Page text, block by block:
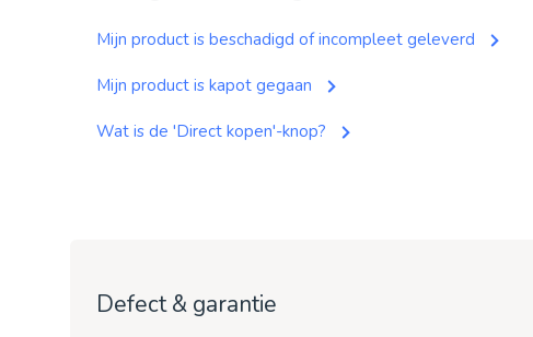
Mijn product is beschadigd of incompleet geleverd
Mijn product is kapot gegaan
Wat is de 'Direct kopen'-knop?
Defect & garantie